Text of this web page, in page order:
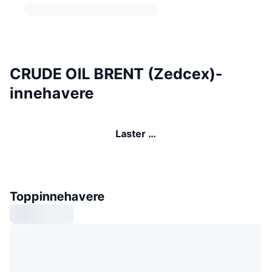
CRUDE OIL BRENT (Zedcex)-
innehavere
Laster …
Toppinnehavere